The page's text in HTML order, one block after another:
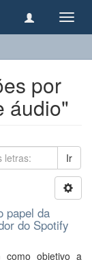
por
áudio"
Ir
papel da
do Spotify
como objetivo a